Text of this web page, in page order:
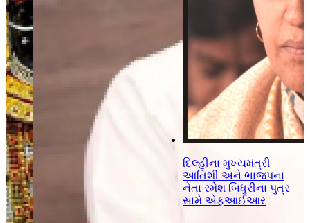
દિલ્હીના મુખ્યમંત્રી
આતિશી અને ભાજપના
નેતા રમેશ બિધુરીના પુત્ર
સામે એફઆઈઆર